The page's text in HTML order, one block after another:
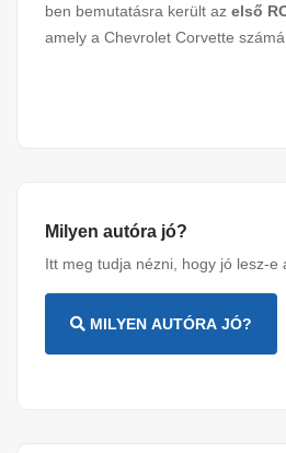
ben bemutatásra került az első
amely a Chevrolet Corvette
Milyen autóra jó?
Itt meg tudja nézni, hogy jó lesz-e
MILYEN AUTÓRA JÓ?